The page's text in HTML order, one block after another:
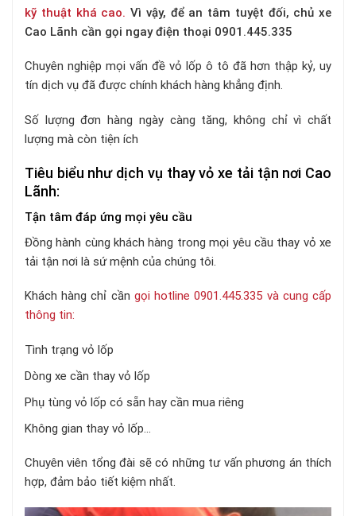
kỹ thuật khá cao. Vì vậy, để an tâm tuyệt đối, chủ xe
Cao Lãnh cần gọi ngay điện thoại 0901.445.335
Chuyên nghiệp mọi vấn đề vỏ lốp ô tô đã hơn thập kỷ, uy
tín dịch vụ đã được chính khách hàng khẳng định.
Số lượng đơn hàng ngày càng tăng, không chỉ vì chất
lượng mà còn tiện ích
Tiêu biểu như dịch vụ thay vỏ xe tải tận nơi Cao
Lãnh:
Tận tâm đáp ứng mọi yêu cầu
Đồng hành cùng khách hàng trong mọi yêu cầu thay vỏ xe
tải tận nơi là sứ mệnh của chúng tôi.
Khách hàng chỉ cần gọi hotline 0901.445.335 và cung cấp
thông tin:
Tình trạng vỏ lốp
Dòng xe cần thay vỏ lốp
Phụ tùng vỏ lốp có sẵn hay cần mua riêng
Không gian thay vỏ lốp…
Chuyên viên tổng đài sẽ có những tư vấn phương án thích
hợp, đảm bảo tiết kiệm nhất.